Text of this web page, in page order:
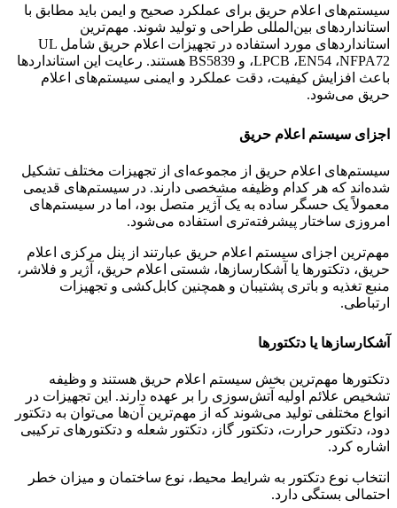
سیستم‌های اعلام حریق برای عملکرد صحیح و ایمن باید مطابق با
استانداردهای بین‌المللی طراحی و تولید شوند. مهم‌ترین
استانداردهای مورد استفاده در تجهیزات اعلام حریق شامل UL
،LPCB ،EN54 ،NFPA72 و BS5839 هستند. رعایت این استانداردها
باعث افزایش کیفیت، دقت عملکرد و ایمنی سیستم‌های اعلام
حریق می‌شود.
اجزای سیستم اعلام حریق
سیستم‌های اعلام حریق از مجموعه‌ای از تجهیزات مختلف تشکیل
شده‌اند که هر کدام وظیفه مشخصی دارند. در سیستم‌های قدیمی
معمولاً یک حسگر ساده به یک آژیر متصل بود، اما در سیستم‌های
امروزی ساختار پیشرفته‌تری استفاده می‌شود.
مهم‌ترین اجزای سیستم اعلام حریق عبارتند از پنل مرکزی اعلام
حریق، دتکتورها یا آشکارسازها، شستی اعلام حریق، آژیر و فلاشر،
منبع تغذیه و باتری پشتیبان و همچنین کابل‌کشی و تجهیزات
ارتباطی.
آشکارسازها یا دتکتورها
دتکتورها مهم‌ترین بخش سیستم اعلام حریق هستند و وظیفه
تشخیص علائم اولیه آتش‌سوزی را بر عهده دارند. این تجهیزات در
انواع مختلفی تولید می‌شوند که از مهم‌ترین آن‌ها می‌توان به دتکتور
دود، دتکتور حرارت، دتکتور گاز، دتکتور شعله و دتکتورهای ترکیبی
اشاره کرد.
انتخاب نوع دتکتور به شرایط محیط، نوع ساختمان و میزان خطر
احتمالی بستگی دارد.